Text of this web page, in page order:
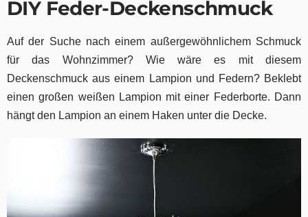
DIY Feder-Deckenschmuck
Auf der Suche nach einem außergewöhnlichem Schmuck
für das Wohnzimmer? Wie wäre es mit diesem
Deckenschmuck aus einem Lampion und Federn? Beklebt
einen großen weißen Lampion mit einer Federborte. Dann
hängt den Lampion an einem Haken unter die Decke.